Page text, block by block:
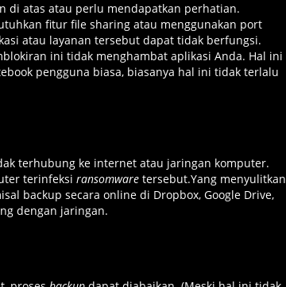
di atas atau perlu mendapatkan perhatian.
fitur file sharing atau menggunakan port
atau layanan tersebut dapat tidak berfungsi.
ini tidak menghambat aplikasi Anda. Hal ini
pengguna biasa, biasanya hal ini tidak terlalu
terhubung ke internet atau jaringan komputer.
terinfeksi ransomware tersebut.Yang menyulitkan
backup secara online di Dropbox, Google Drive,
dengan jaringan.